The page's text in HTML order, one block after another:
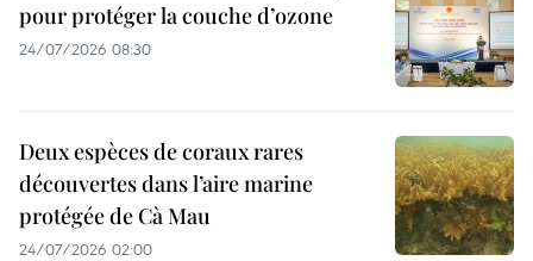
pour protéger la couche d’ozone
24/07/2026 08:30
Deux espèces de coraux rares
découvertes dans l’aire marine
protégée de Cà Mau
24/07/2026 02:00